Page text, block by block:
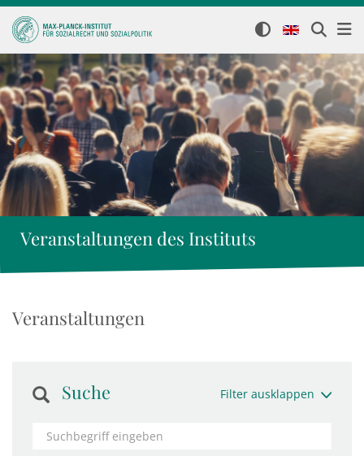
Veranstaltungen des Instituts
Veranstaltungen
Suche Filter ausklappen